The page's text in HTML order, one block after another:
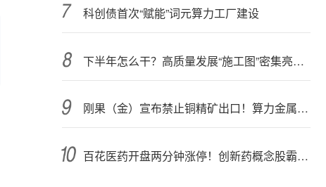
科创债首次“赋能”词元算力工厂建设
下半年怎么干？高质量发展“施工图”密集亮相 聚焦主业提质增效 国资央企向AI要动能
刚果（金）宣布禁止铜精矿出口！算力金属影响多大？
百花医药开盘两分钟涨停！创新药概念股霸屏，业绩预喜股来了